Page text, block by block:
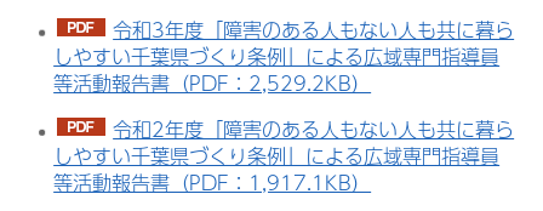
令和3年度「障害のある人もない人も共に暮ら
しやすい千葉県づくり条例」による広域専門指導員
等活動報告書（PDF：2,529.2KB）
令和2年度「障害のある人もない人も共に暮ら
しやすい千葉県づくり条例」による広域専門指導員
等活動報告書（PDF：1,917.1KB）